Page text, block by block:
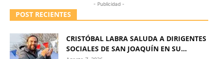
- Publicidad -
POST RECIENTES
CRISTÓBAL LABRA SALUDA A DIRIGENTES
SOCIALES DE SAN JOAQUÍN EN SU...